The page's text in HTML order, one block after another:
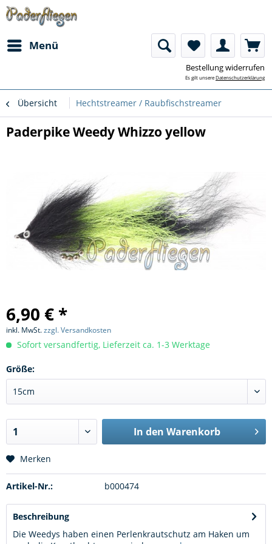
Menü
Bestellung widerrufen
Es gilt unsereDatenschutzerklärung
Übersicht Hechtstreamer / Raubfischstreamer
Paderpike Weedy Whizzo yellow
6,90 € *
inkl. MwSt.zzgl. Versandkosten
Sofort versandfertig, Lieferzeit ca. 1-3 Werktage
Größe:
In den Warenkorb
Merken
Artikel-Nr.: b000474
Beschreibung
Die Weedys haben einen Perlenkrautschutz am Haken um